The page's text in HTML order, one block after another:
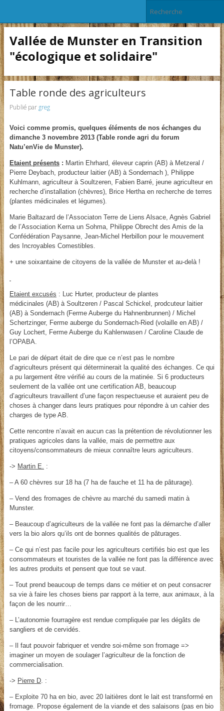
Vallée de Munster en Transition
"écologique et solidaire"
Table ronde des agriculteurs
Publié par greg
Voici comme promis, quelques éléments de nos échanges du
dimanche 3 novembre 2013 (Table ronde agri du forum
Natu’enVie de Munster).
Etaient présents: Martin Ehrhard, éleveur caprin (AB) à Metzeral /
Pierre Deybach, producteur laitier (AB) à Sondernach ), Philippe
Kuhlmann, agriculteur à Soultzeren, Fabien Barré, jeune agriculteur en
recherche d’installation (chèvres), Brice Hertha en recherche de terres
(plantes médicinales et légumes).
Marie Baltazard de l’Associaton Terre de Liens Alsace, Agnès Gabriel
de l’Association Kerna un Sohma, Philippe Obrecht des Amis de la
Confédération Paysanne, Jean-Michel Herbillon pour le mouvement
des Incroyables Comestibles.
+ une soixantaine de citoyens de la vallée de Munster et au-delà !
Etaient excusés : Luc Hurter, producteur de plantes
médicinales (AB) à Soultzeren / Pascal Schickel, prodcuteur laitier
(AB) à Sondernach (Ferme Auberge du Hahnenbrunnen) / Michel
Schertzinger, Ferme auberge du Sondernach-Ried (volaille en AB) /
Guy Lochert, Ferme Auberge du Kahlenwasen / Caroline Claude de
l’OPABA.
Le pari de départ était de dire que ce n’est pas le nombre
d’agriculteurs présent qui déterminerait la qualité des échanges. Ce qui
a pu largement être vérifié au cours de la matinée. Si 6 producteurs
seulement de la vallée ont une certification AB, beaucoup
d’agriculteurs travaillent d’une façon respectueuse et auraient peu de
choses à changer dans leurs pratiques pour répondre à un cahier des
charges de type AB.
Cette rencontre n’avait en aucun cas la prétention de révolutionner les
pratiques agricoles dans la vallée, mais de permettre aux
citoyens/consommateurs de mieux connaître leurs agriculteurs.
-> Martin E. :
– A 60 chèvres sur 18 ha (7 ha de fauche et 11 ha de pâturage).
– Vend des fromages de chèvre au marché du samedi matin à
Munster.
– Beaucoup d’agriculteurs de la vallée ne font pas la démarche d’aller
vers la bio alors qu’ils ont de bonnes qualités de pâturages.
– Ce qui n’est pas facile pour les agriculteurs certifiés bio est que les
consommateurs et touristes de la vallée ne font pas la différence avec
les autres produits et pensent que tout se vaut.
– Tout prend beaucoup de temps dans ce métier et on peut consacrer
sa vie à faire les choses biens par rapport à la terre, aux animaux, à la
façon de les nourrir…
– L’autonomie fourragère est rendue compliquée par les dégâts de
sangliers et de cervidés.
– Il faut pouvoir fabriquer et vendre soi-même son fromage =>
imaginer un moyen de soulager l’agriculteur de la fonction de
commercialisation.
-> Pierre D. :
– Exploite 70 ha en bio, avec 20 laitières dont le lait est transformé en
fromage. Propose également de la viande et des salaisons (pas en bio